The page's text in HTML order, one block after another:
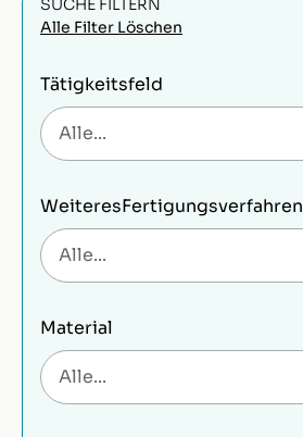
SUCHE FILTERN
Alle Filter Löschen
Tätigkeitsfeld
WeiteresFertigungsverfahren
Material